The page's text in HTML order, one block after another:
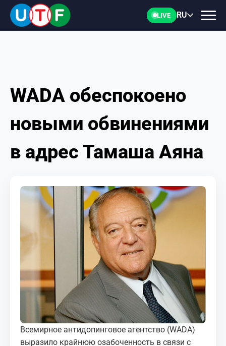
LIVE RU
ГЛАВНАЯ
ФТУ
НОВОСТИ
ПЕРСОНАЛИИ
МЕДИА
КОРТЫ
КОНТАКТЫ
UZ-PIN
WADA обеспокоено
новыми обвинениями
в адрес Тамаша Аяна
Всемирное антидопинговое агентство (WADA)
выразило крайнюю озабоченность в связи с